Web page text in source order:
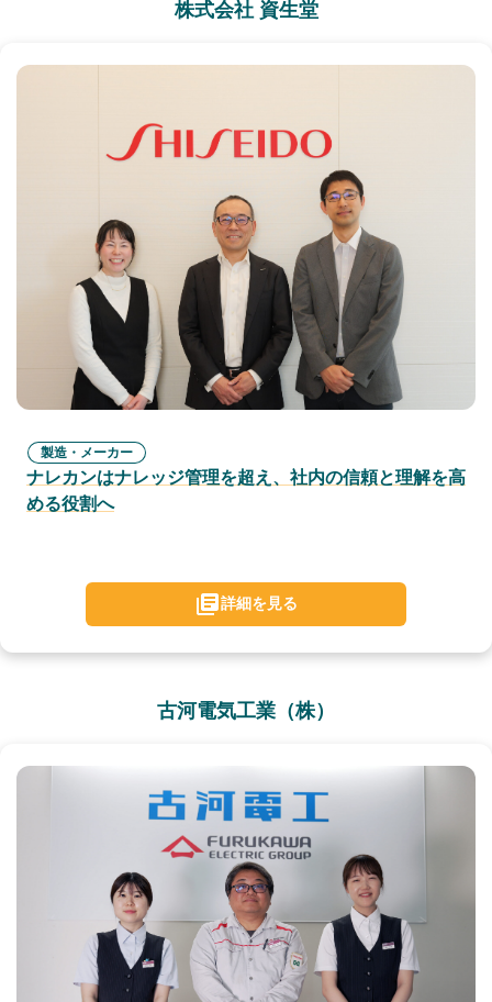
株式会社 資生堂
製造・メーカー
ナレカンはナレッジ管理を超え、社内の信頼と理解を高
める役割へ
詳細を見る
古河電気工業（株）